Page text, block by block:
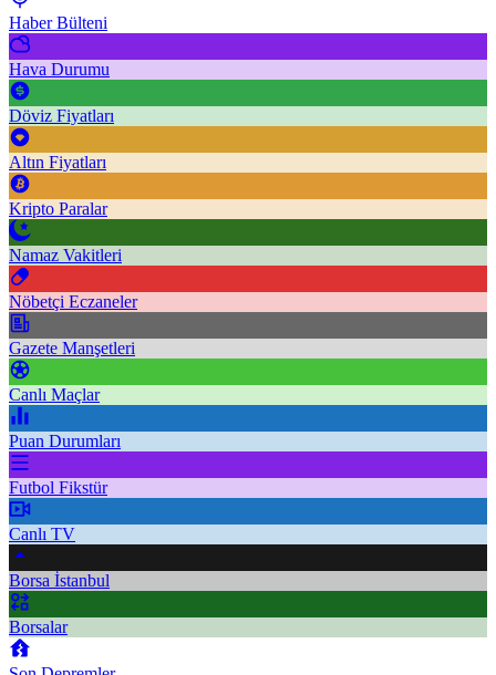
Haber Bülteni
Hava Durumu
Döviz Fiyatları
Altın Fiyatları
Kripto Paralar
Namaz Vakitleri
Nöbetçi Eczaneler
Gazete Manşetleri
Canlı Maçlar
Puan Durumları
Futbol Fikstür
Canlı TV
Borsa İstanbul
Borsalar